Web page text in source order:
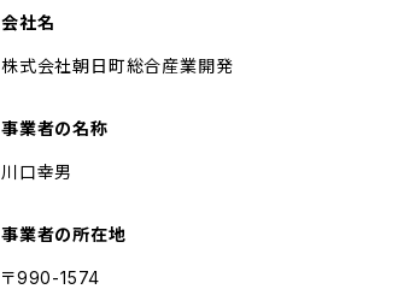
会社名
株式会社朝日町総合産業開発
事業者の名称
川口幸男
事業者の所在地
〒990-1574